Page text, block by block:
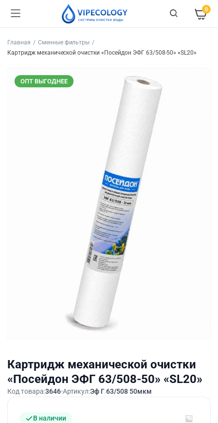
0
Главная
Сменные фильтры
Картридж механической очистки «Посейдон ЭФГ 63/508-50» «SL20»
ОПТ ВЫГОДНЕЕ
Картридж механической очистки
«Посейдон ЭФГ 63/508-50» «SL20»
Код товара:3646 Артикул:Эф Г 63/508 50мкм
В наличии